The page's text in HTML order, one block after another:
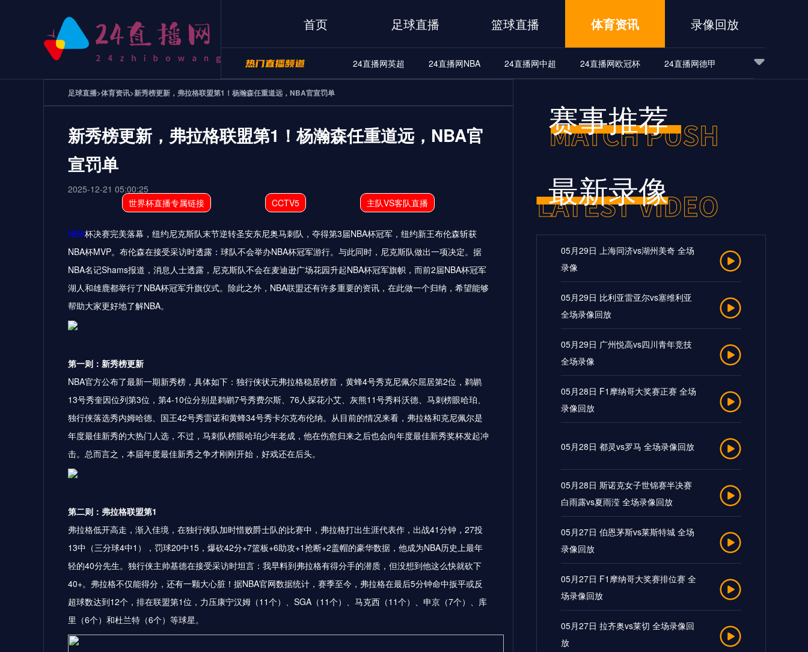
首页 足球直播 篮球直播 体育资讯 录像回放
24直播网英超 24直播网NBA 24直播网中超 24直播网欧冠杯 24直播网德甲
24直播网西甲 24直播网法甲
足球直播>体育资讯>新秀榜更新，弗拉格联盟第1！杨瀚森任重道远，NBA官宣罚单
新秀榜更新，弗拉格联盟第1！杨瀚森任重道远，NBA官
宣罚单
2025-12-21 05:00:25
世界杯直播专属链接
CCTV5 主队VS客队直播
NBA杯决赛完美落幕，纽约尼克斯队末节逆转圣安东尼奥马刺队，夺得第3届NBA杯冠军，纽约新王布伦森斩获
NBA杯MVP。布伦森在接受采访时透露：球队不会举办NBA杯冠军游行。与此同时，尼克斯队做出一项决定。据
NBA名记Shams报道，消息人士透露，尼克斯队不会在麦迪逊广场花园升起NBA杯冠军旗帜，而前2届NBA杯冠军
湖人和雄鹿都举行了NBA杯冠军升旗仪式。除此之外，NBA联盟还有许多重要的资讯，在此做一个归纳，希望能够
帮助大家更好地了解NBA。
第一则：新秀榜更新
NBA官方公布了最新一期新秀榜，具体如下：独行侠状元弗拉格稳居榜首，黄蜂4号秀克尼佩尔屈居第2位，鹈鹕
13号秀奎因位列第3位，第4-10位分别是鹈鹕7号秀费尔斯、76人探花小艾、灰熊11号秀科沃德、马刺榜眼哈珀、
独行侠落选秀内姆哈德、国王42号秀雷诺和黄蜂34号秀卡尔克布伦纳。从目前的情况来看，弗拉格和克尼佩尔是
年度最佳新秀的大热门人选，不过，马刺队榜眼哈珀少年老成，他在伤愈归来之后也会向年度最佳新秀奖杯发起冲
击。总而言之，本届年度最佳新秀之争才刚刚开始，好戏还在后头。
第二则：弗拉格联盟第1
弗拉格低开高走，渐入佳境，在独行侠队加时惜败爵士队的比赛中，弗拉格打出生涯代表作，出战41分钟，27投
13中（三分球4中1），罚球20中15，爆砍42分+7篮板+6助攻+1抢断+2盖帽的豪华数据，他成为NBA历史上最年
轻的40分先生。独行侠主帅基德在接受采访时坦言：我早料到弗拉格有得分手的潜质，但没想到他这么快就砍下
40+。弗拉格不仅能得分，还有一颗大心脏！据NBA官网数据统计，赛季至今，弗拉格在最后5分钟命中扳平或反
超球数达到12个，排在联盟第1位，力压康宁汉姆（11个）、SGA（11个）、马克西（11个）、申京（7个）、库
里（6个）和杜兰特（6个）等球星。
赛事推荐
最新录像
05月29日 上海同济vs湖州美奇 全场
录像
05月29日 比利亚雷亚尔vs塞维利亚
全场录像回放
05月29日 广州悦高vs四川青年竞技
全场录像
05月28日 F1摩纳哥大奖赛正赛 全场
录像回放
05月28日 都灵vs罗马 全场录像回放
05月28日 斯诺克女子世锦赛半决赛
白雨露vs夏雨滢 全场录像回放
05月27日 伯恩茅斯vs莱斯特城 全场
录像回放
05月27日 F1摩纳哥大奖赛排位赛 全
场录像回放
05月27日 拉齐奥vs莱切 全场录像回
放